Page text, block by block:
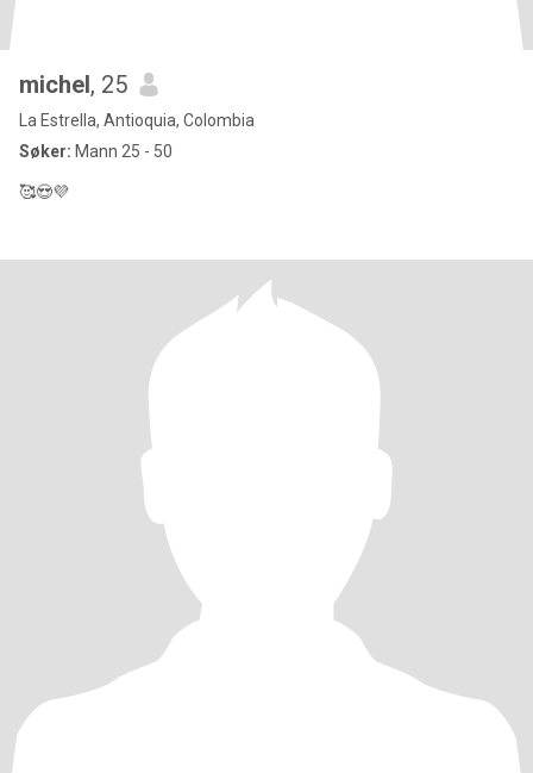
michel, 25
La Estrella, Antioquia, Colombia
Søker: Mann 25 - 50
🥰😍💜